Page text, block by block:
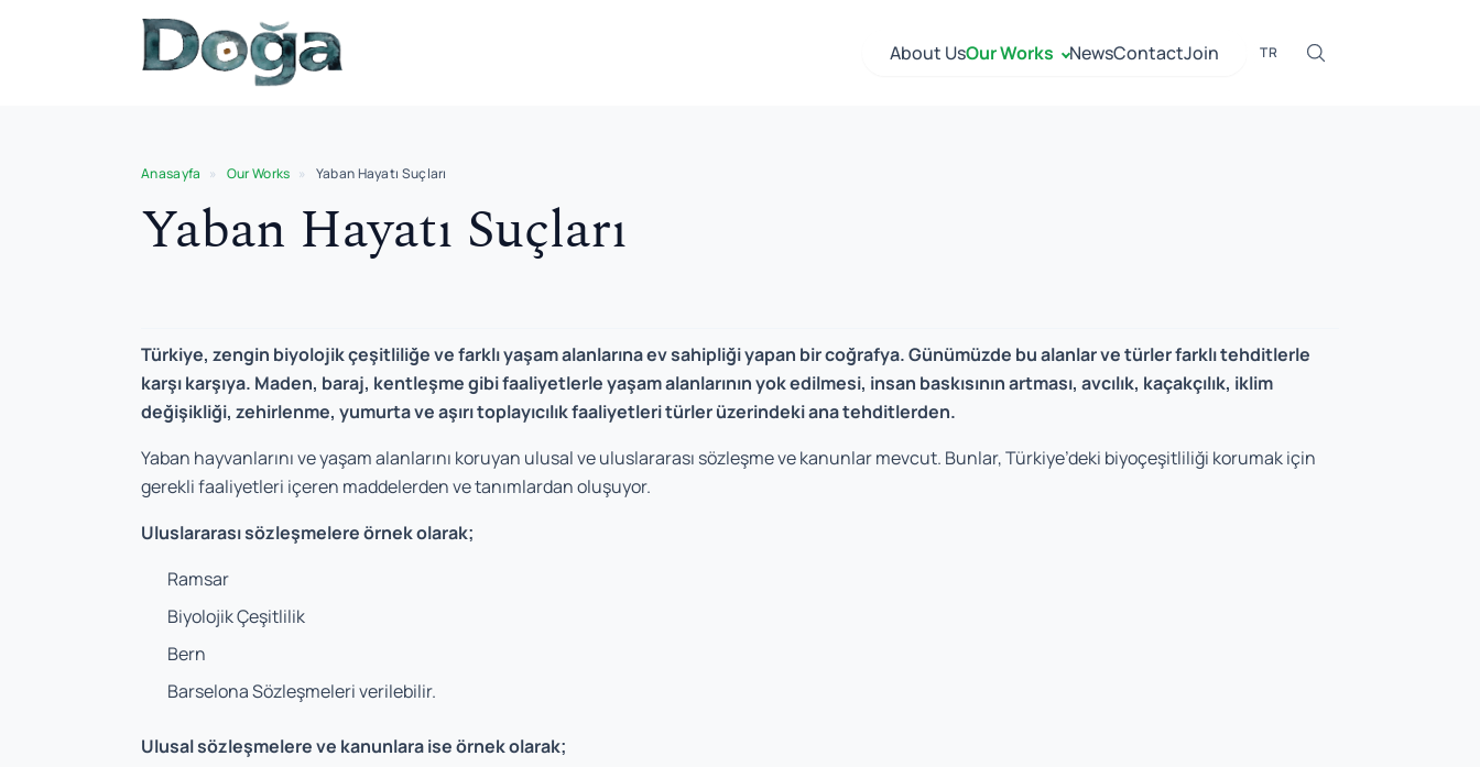
About UsOur Works NewsContactJoin TR
Anasayfa » Our Works » Yaban Hayatı Suçları
Yaban Hayatı Suçları
Türkiye, zengin biyolojik çeşitliliğe ve farklı yaşam alanlarına ev sahipliği yapan bir coğrafya. Günümüzde bu alanlar ve türler farklı tehditlerle
karşı karşıya. Maden, baraj, kentleşme gibi faaliyetlerle yaşam alanlarının yok edilmesi, insan baskısının artması, avcılık, kaçakçılık, iklim
değişikliği, zehirlenme, yumurta ve aşırı toplayıcılık faaliyetleri türler üzerindeki ana tehditlerden.
Yaban hayvanlarını ve yaşam alanlarını koruyan ulusal ve uluslararası sözleşme ve kanunlar mevcut. Bunlar, Türkiye’deki biyoçeşitliliği korumak için
gerekli faaliyetleri içeren maddelerden ve tanımlardan oluşuyor.
Uluslararası sözleşmelere örnek olarak;
Ramsar
Biyolojik Çeşitlilik
Bern
Barselona Sözleşmeleri verilebilir.
Ulusal sözleşmelere ve kanunlara ise örnek olarak;